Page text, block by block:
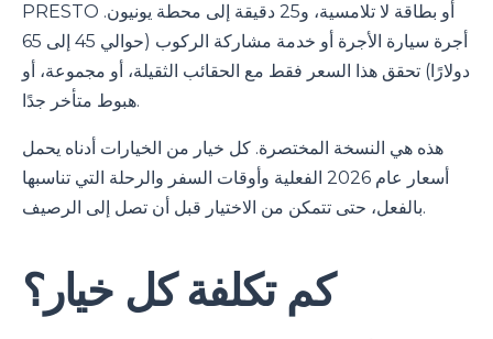
PRESTO أو بطاقة لا تلامسية، و25 دقيقة إلى محطة يونيون.
أجرة سيارة الأجرة أو خدمة مشاركة الركوب (حوالي 45 إلى 65
دولارًا) تحقق هذا السعر فقط مع الحقائب الثقيلة، أو مجموعة، أو
هبوط متأخر جدًا.
هذه هي النسخة المختصرة. كل خيار من الخيارات أدناه يحمل
أسعار عام 2026 الفعلية وأوقات السفر والرحلة التي تناسبها
بالفعل، حتى تتمكن من الاختيار قبل أن تصل إلى الرصيف.
كم تكلفة كل خيار؟